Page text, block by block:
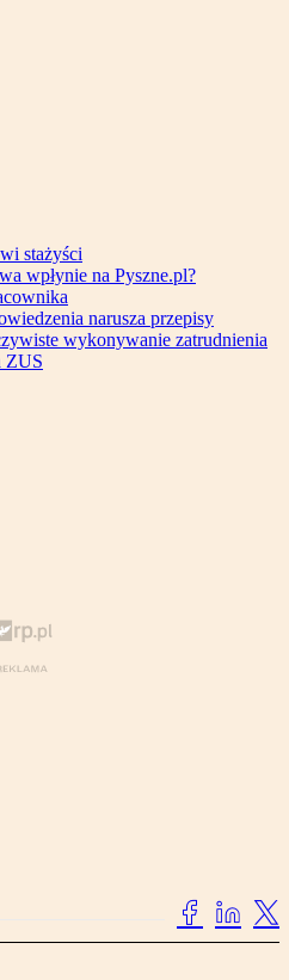
stażyści
wpłynie na Pyszne.pl?
narusza przepisy
wykonywanie zatrudnienia
ZUS